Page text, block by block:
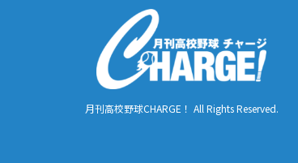
月刊高校野球CHARGE！ All Rights Reserved.